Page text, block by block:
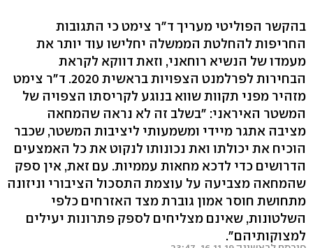
בהקשר הפוליטי מעריך ד"ר צימט כי התגובות
החריפות להחלטת הממשלה יחלישו עוד יותר את
מעמדו של הנשיא רוחאני, וזאת דווקא לקראת
הבחירות לפרלמנט הצפויות בראשית 2020. ד"ר צימט
מזהיר מפני תקוות שווא בנוגע לקריסתו הצפויה של
המשטר האיראני: "בשלב זה לא נראה שהמחאה
מציבה אתגר מיידי ומשמעותי ליציבות המשטר, שכבר
הוכיח את יכולתו ואת נכונותו לנקוט את כל האמצעים
הדרושים כדי לדכא מחאות עממיות. עם זאת, אין ספק
שהמחאה מצביעה על עוצמת התסכול הציבורי וניזונה
מתחושת חוסר אמון גוברת מצד האזרחים כלפי
השלטונות, שאינם מצליחים לספק פתרונות יעילים
למצוקותיהם".